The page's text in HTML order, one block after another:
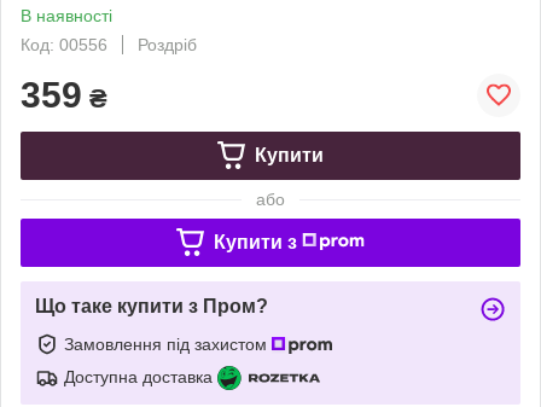
В наявності
Код: 00556
Роздріб
359 ₴
Купити
або
Купити з
Що таке купити з Пром?
Замовлення під захистом
Доступна доставка